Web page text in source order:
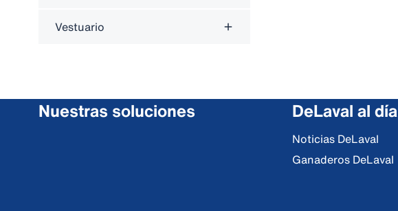
Vestuario
Nuestras soluciones DeLaval al día
Noticias DeLaval
Ganaderos DeLaval